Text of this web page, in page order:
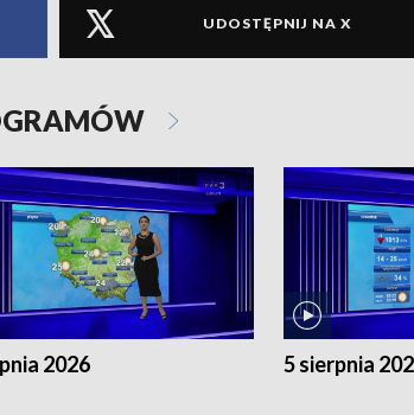
UDOSTĘPNIJ NA X
2026 5 sierpnia